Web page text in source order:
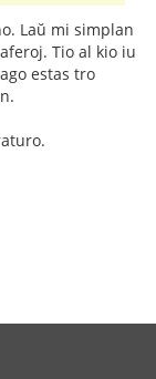
Laŭ mi simplan
Tio al kio iu
estas tro